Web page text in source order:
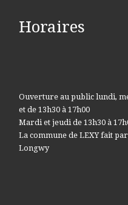
Horaires
Ouverture au public lundi,
et de 13h30 à 17h00
Mardi et jeudi de 13h30 à
La commune de LEXY fait
Longwy